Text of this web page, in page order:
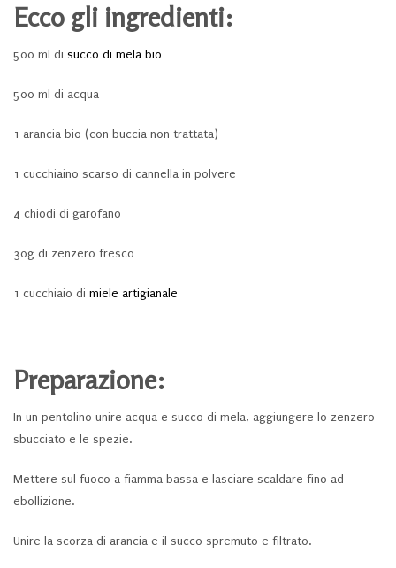
Ecco gli ingredienti:
500 ml di succo di mela bio
500 ml di acqua
1 arancia bio (con buccia non trattata)
1 cucchiaino scarso di cannella in polvere
4 chiodi di garofano
30g di zenzero fresco
1 cucchiaio di miele artigianale
Preparazione:
In un pentolino unire acqua e succo di mela, aggiungere lo zenzero
sbucciato e le spezie.
Mettere sul fuoco a fiamma bassa e lasciare scaldare fino ad
ebollizione.
Unire la scorza di arancia e il succo spremuto e filtrato.